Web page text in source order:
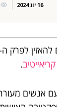
16 יונ 2024
.
אנשים